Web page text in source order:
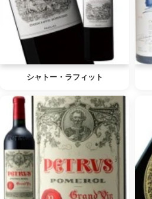
シャトー・ラフィット